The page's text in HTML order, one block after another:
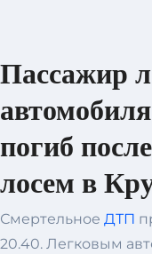
Пассажир
погиб
лосем в
Смертельное ДТП
20.40. Легковым